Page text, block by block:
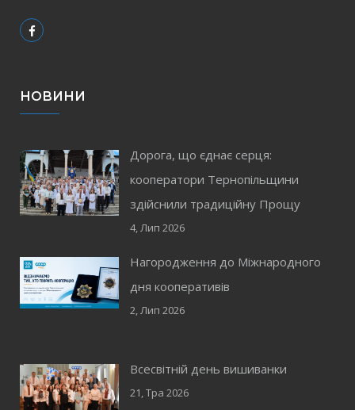
НОВИНИ
Дорога, що єднає серця:
кооператори Тернопільщини
здійснили традиційну Прощу
4, Лип 2026
Нагородження до Міжнародного
дня кооперативів
2, Лип 2026
Всесвітній день вишиванки
21, Тра 2026